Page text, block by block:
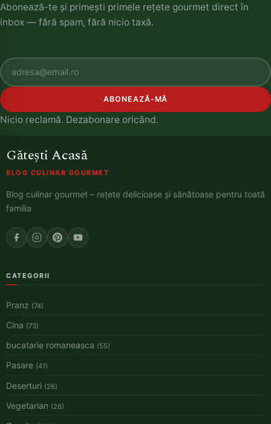
Abonează-te și primești primele rețete gourmet direct în
inbox — fără spam, fără nicio taxă.
ABONEAZĂ-MĂ
Nicio reclamă. Dezabonare oricând.
Gătești Acasă
BLOG CULINAR GOURMET
Blog culinar gourmet – rețete delicioase și sănătoase pentru toată
familia
CATEGORII
Pranz (74)
Cina (73)
bucatarie romaneasca (55)
Pasare (41)
Deserturi (26)
Vegetarian (26)